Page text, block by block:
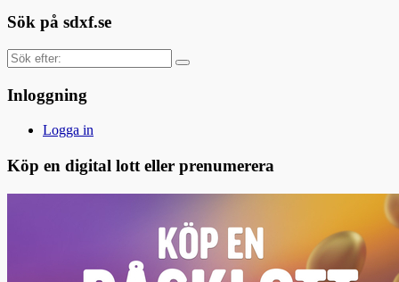
Sök på sdxf.se
Sök
efter:
Inloggning
Logga in
Köp en digital lott eller prenumerera